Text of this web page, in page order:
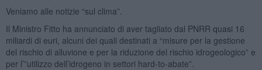
Veniamo alle notizie “sul clima”.
Il Ministro Fitto ha annunciato di aver tagliato dal PNRR quasi 16
miliardi di euri, alcuni dei quali destinati a “misure per la gestione
del rischio di alluvione e per la riduzione del rischio idrogeologico” e
per l’”utilizzo dell’idrogeno in settori hard-to-abate”.